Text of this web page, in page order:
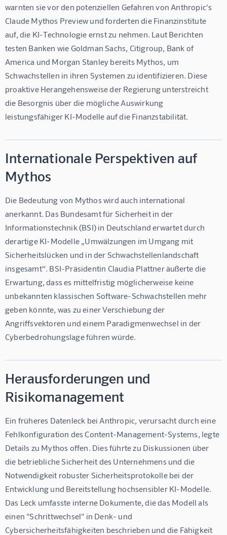
warnten sie vor den potenziellen Gefahren von Anthropic's
Claude Mythos Preview und forderten die Finanzinstitute
auf, die KI-Technologie ernst zu nehmen. Laut Berichten
testen Banken wie Goldman Sachs, Citigroup, Bank of
America und Morgan Stanley bereits Mythos, um
Schwachstellen in ihren Systemen zu identifizieren. Diese
proaktive Herangehensweise der Regierung unterstreicht
die Besorgnis über die mögliche Auswirkung
leistungsfähiger KI-Modelle auf die Finanzstabilität.
Internationale Perspektiven auf
Mythos
Die Bedeutung von Mythos wird auch international
anerkannt. Das Bundesamt für Sicherheit in der
Informationstechnik (BSI) in Deutschland erwartet durch
derartige KI-Modelle „Umwälzungen im Umgang mit
Sicherheitslücken und in der Schwachstellenlandschaft
insgesamt“. BSI-Präsidentin Claudia Plattner äußerte die
Erwartung, dass es mittelfristig möglicherweise keine
unbekannten klassischen Software-Schwachstellen mehr
geben könnte, was zu einer Verschiebung der
Angriffsvektoren und einem Paradigmenwechsel in der
Cyberbedrohungslage führen würde.
Herausforderungen und
Risikomanagement
Ein früheres Datenleck bei Anthropic, verursacht durch eine
Fehlkonfiguration des Content-Management-Systems, legte
Details zu Mythos offen. Dies führte zu Diskussionen über
die betriebliche Sicherheit des Unternehmens und die
Notwendigkeit robuster Sicherheitsprotokolle bei der
Entwicklung und Bereitstellung hochsensibler KI-Modelle.
Das Leck umfasste interne Dokumente, die das Modell als
einen "Schrittwechsel" in Denk- und
Cybersicherheitsfähigkeiten beschrieben und die Fähigkeit